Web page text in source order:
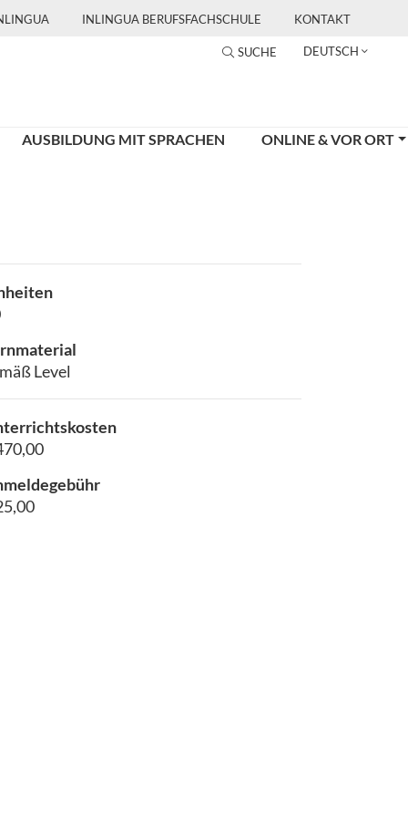
INLINGUA BERUFSFACHSCHULE KONTAKT
SUCHE DEUTSCH
AUSBILDUNG MIT SPRACHEN ONLINE & VOR ORT
Level